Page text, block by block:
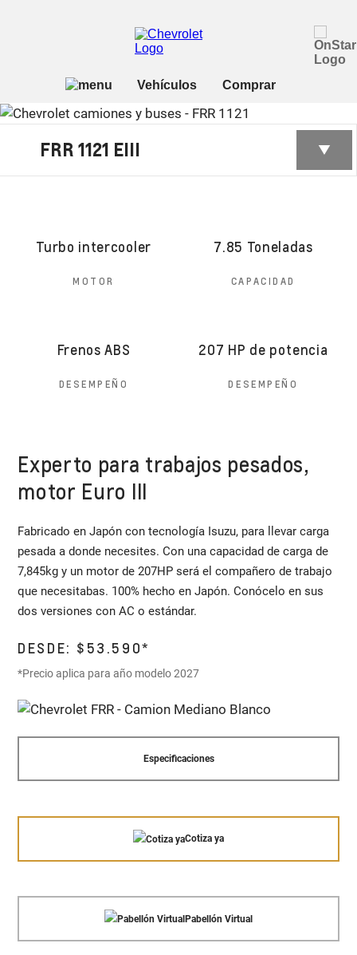
FRR 1121 EIII
Turbo intercooler
MOTOR
7.85 Toneladas
CAPACIDAD
Frenos ABS
DESEMPEÑO
207 HP de potencia
DESEMPEÑO
Experto para trabajos pesados,
motor Euro III
Fabricado en Japón con tecnología Isuzu, para llevar carga
pesada a donde necesites. Con una capacidad de carga de
7,845kg y un motor de 207HP será el compañero de trabajo
que necesitabas. 100% hecho en Japón. Conócelo en sus
dos versiones con AC o estándar.
DESDE: $53.590*
*Precio aplica para año modelo 2027
Especificaciones
Cotiza ya
Pabellón Virtual